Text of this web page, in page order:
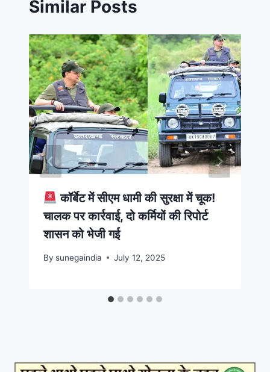
Similar Posts
कॉर्बेट में सीएम धामी की सुरक्षा में चूक!
चालक पर कार्रवाई, दो कर्मियों की रिपोर्ट
शासन को भेजी गई
By sunegaindia July 12, 2025